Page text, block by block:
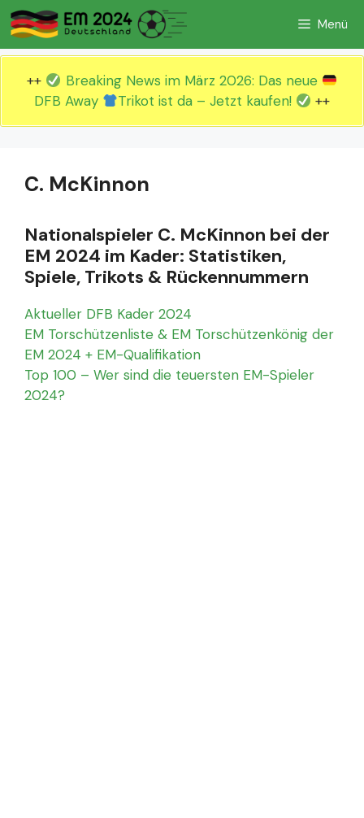
Zum
Inhalt
springen
Menü
++
Breaking News im März 2026: Das neue
DFB Away
Trikot ist da – Jetzt kaufen! ++
C. McKinnon
Nationalspieler C. McKinnon bei der
EM 2024 im Kader: Statistiken,
Spiele, Trikots & Rückennummern
Aktueller DFB Kader 2024
EM Torschützenliste & EM Torschützenkönig der
EM 2024 + EM-Qualifikation
Top 100 – Wer sind die teuersten EM-Spieler
2024?